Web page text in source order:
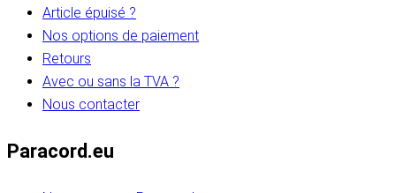
Article épuisé ?
Nos options de paiement
Retours
Avec ou sans la TVA ?
Nous contacter
Paracord.eu